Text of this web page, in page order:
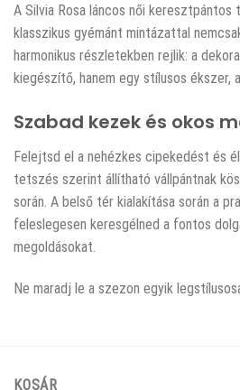
A Silvia Rosa láncos női
klasszikus gyémánt mintázattal
harmonikus részletekben rejlik: a
kiegészítő, hanem egy stílusos
Szabad kezek és okos
Felejtsd el a nehézkes cipekedést és
tetszés szerint állítható vállpántnak
során. A belső tér kialakítása során a
feleslegesen keresgélned a fontos
megoldásokat.
Ne maradj le a szezon egyik
KOSÁR